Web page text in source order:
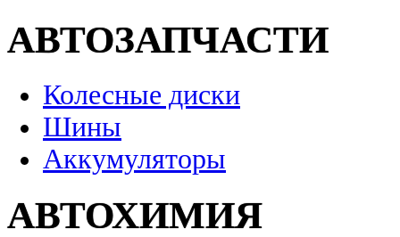
АВТОЗАПЧАСТИ
Колесные диски
Шины
Аккумуляторы
АВТОХИМИЯ